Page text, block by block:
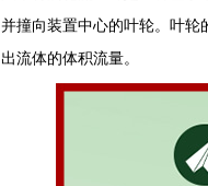
并撞向装置中心的叶轮。叶轮
出流体的体积流量。